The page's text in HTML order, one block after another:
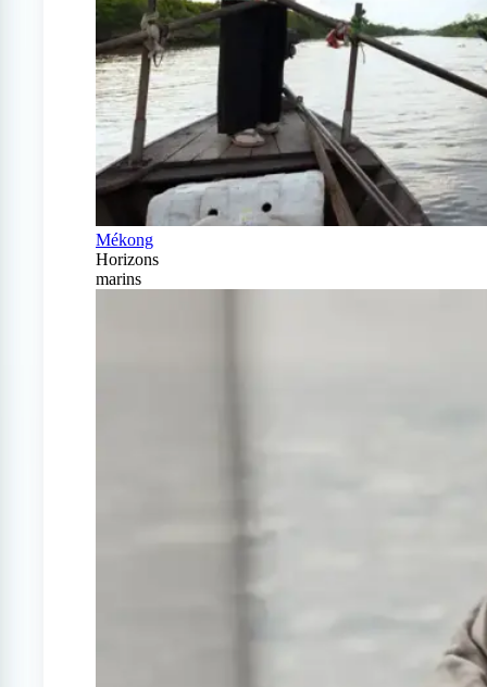
Mékong
Horizons
marins